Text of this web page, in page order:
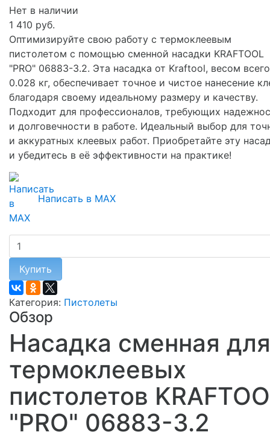
Нет в наличии
1 410 руб.
Оптимизируйте свою работу с термоклеевым
пистолетом с помощью сменной насадки KRAFTOOL
"PRO" 06883-3.2. Эта насадка от Kraftool, весом всего
0.028 кг, обеспечивает точное и чистое нанесение
благодаря своему идеальному размеру и качеству.
Подходит для профессионалов, требующих
и долговечности в работе. Идеальный выбор для
и аккуратных клеевых работ. Приобретайте эту
и убедитесь в её эффективности на практике!
Написать в MAX
Купить
Категория: Пистолеты
Обзор
Насадка сменная для
термоклеевых
пистолетов
"PRO" 06883-3.2